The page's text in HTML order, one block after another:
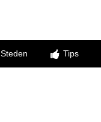
Steden Tips